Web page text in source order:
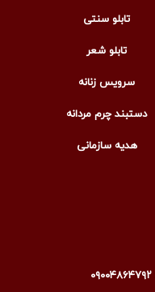
تابلو سنتی
تابلو شعر
سرویس زنانه
دستبند چرم مردانه
هدیه سازمانی